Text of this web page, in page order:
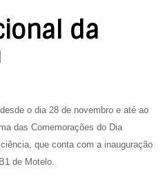
da
o dia 28 de novembro e até ao
das Comemorações do Dia
que conta com a inauguração
de Motelo.